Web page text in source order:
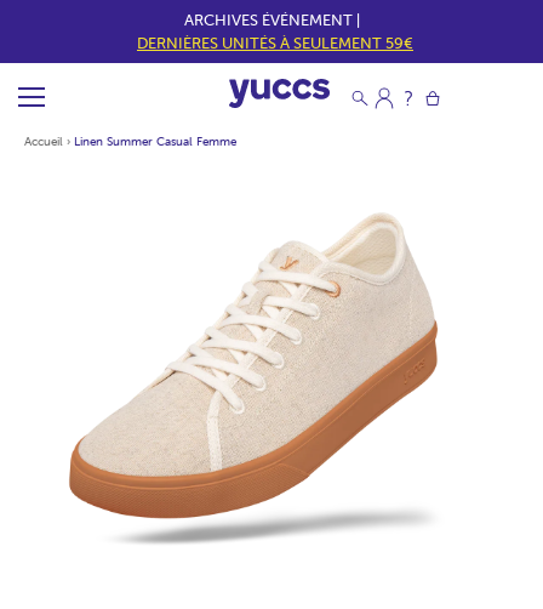
ARCHIVES ÉVÉNEMENT |
DERNIÈRES UNITÉS À SEULEMENT 59€
Accueil › Linen Summer Casual Femme